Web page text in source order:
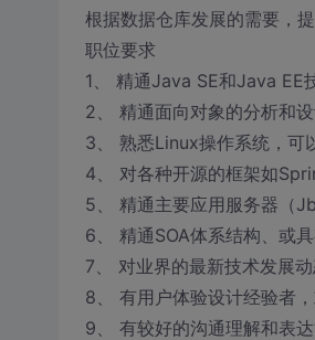
根据数据仓库发展的需要，
职位要求
1、 精通Java SE和Java EE
2、 精通面向对象的分析和
3、 熟悉Linux操作系统，可
4、 对各种开源的框架如
5、 精通主要应用服务器（
6、 精通SOA体系结构、或
7、 对业界的最新技术发展
8、 有用户体验设计经验者
9、 有较好的沟通理解和表